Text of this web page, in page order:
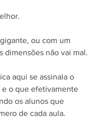
ou com um
dimensões não vai mal.
aqui se assinala o
e o que efetivamente
os alunos que
de cada aula.